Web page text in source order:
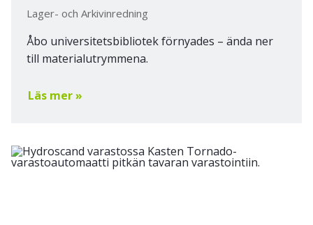
Lager- och Arkivinredning
Åbo universitetsbibliotek förnyades – ända ner
till materialutrymmena.
Läs mer »